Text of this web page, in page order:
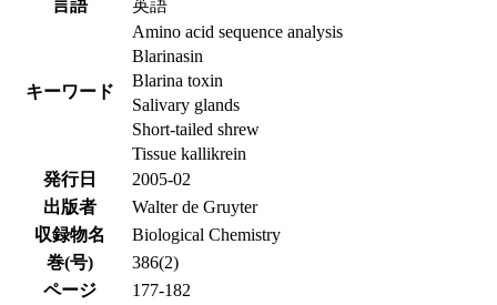
言語
英語
キーワード
Amino acid sequence analysis
Blarinasin
Blarina toxin
Salivary glands
Short-tailed shrew
Tissue kallikrein
発行日
2005-02
出版者
Walter de Gruyter
収録物名
Biological Chemistry
巻(号)
386(2)
ページ
177-182